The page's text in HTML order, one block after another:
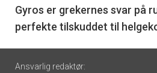
6
Gyros er grekernes svar på
perfekte tilskuddet til
Footer
Ansvarlig redaktør: